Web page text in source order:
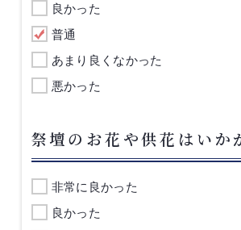
良かった
普通
あまり良くなかった
悪かった
祭壇のお花や供花はいか
非常に良かった
良かった